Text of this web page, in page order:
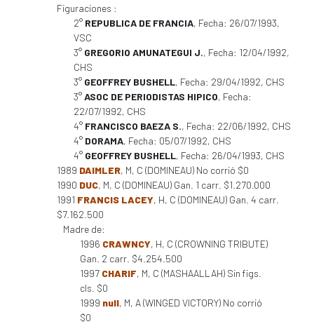
Figuraciones :
2° REPUBLICA DE FRANCIA, Fecha: 26/07/1993,
VSC
3° GREGORIO AMUNATEGUI J., Fecha: 12/04/1992,
CHS
3° GEOFFREY BUSHELL, Fecha: 29/04/1992, CHS
3°ASOC DE PERIODISTAS HIPICO, Fecha:
22/07/1992, CHS
4° FRANCISCO BAEZA S., Fecha: 22/06/1992, CHS
4° DORAMA, Fecha: 05/07/1992, CHS
4° GEOFFREY BUSHELL, Fecha: 26/04/1993, CHS
1989 DAIMLER, M, C (DOMINEAU) No corrió $0
1990 DUC, M, C (DOMINEAU) Gan. 1 carr. $1.270.000
1991 FRANCIS LACEY, H, C (DOMINEAU) Gan. 4 carr.
$7.162.500
Madre de:
1996 CRAWNCY, H, C (CROWNING TRIBUTE)
Gan. 2 carr. $4.254.500
1997 CHARIF, M, C (MASHAALLAH) Sin figs.
cls. $0
1999 null, M, A (WINGED VICTORY) No corrió
$0